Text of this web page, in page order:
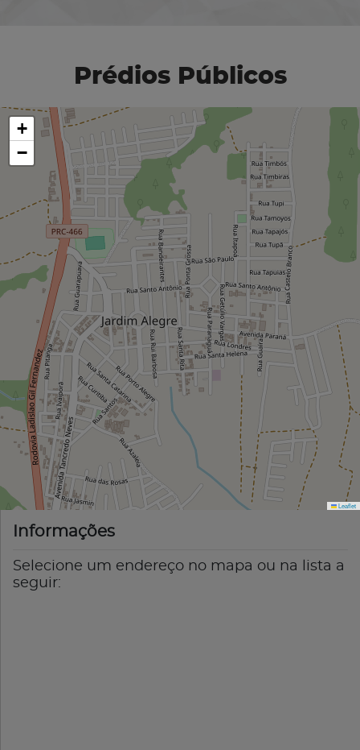
Prédios Públicos
+
−
Leaflet
Informações
Selecione um endereço no mapa ou na lista a
seguir: